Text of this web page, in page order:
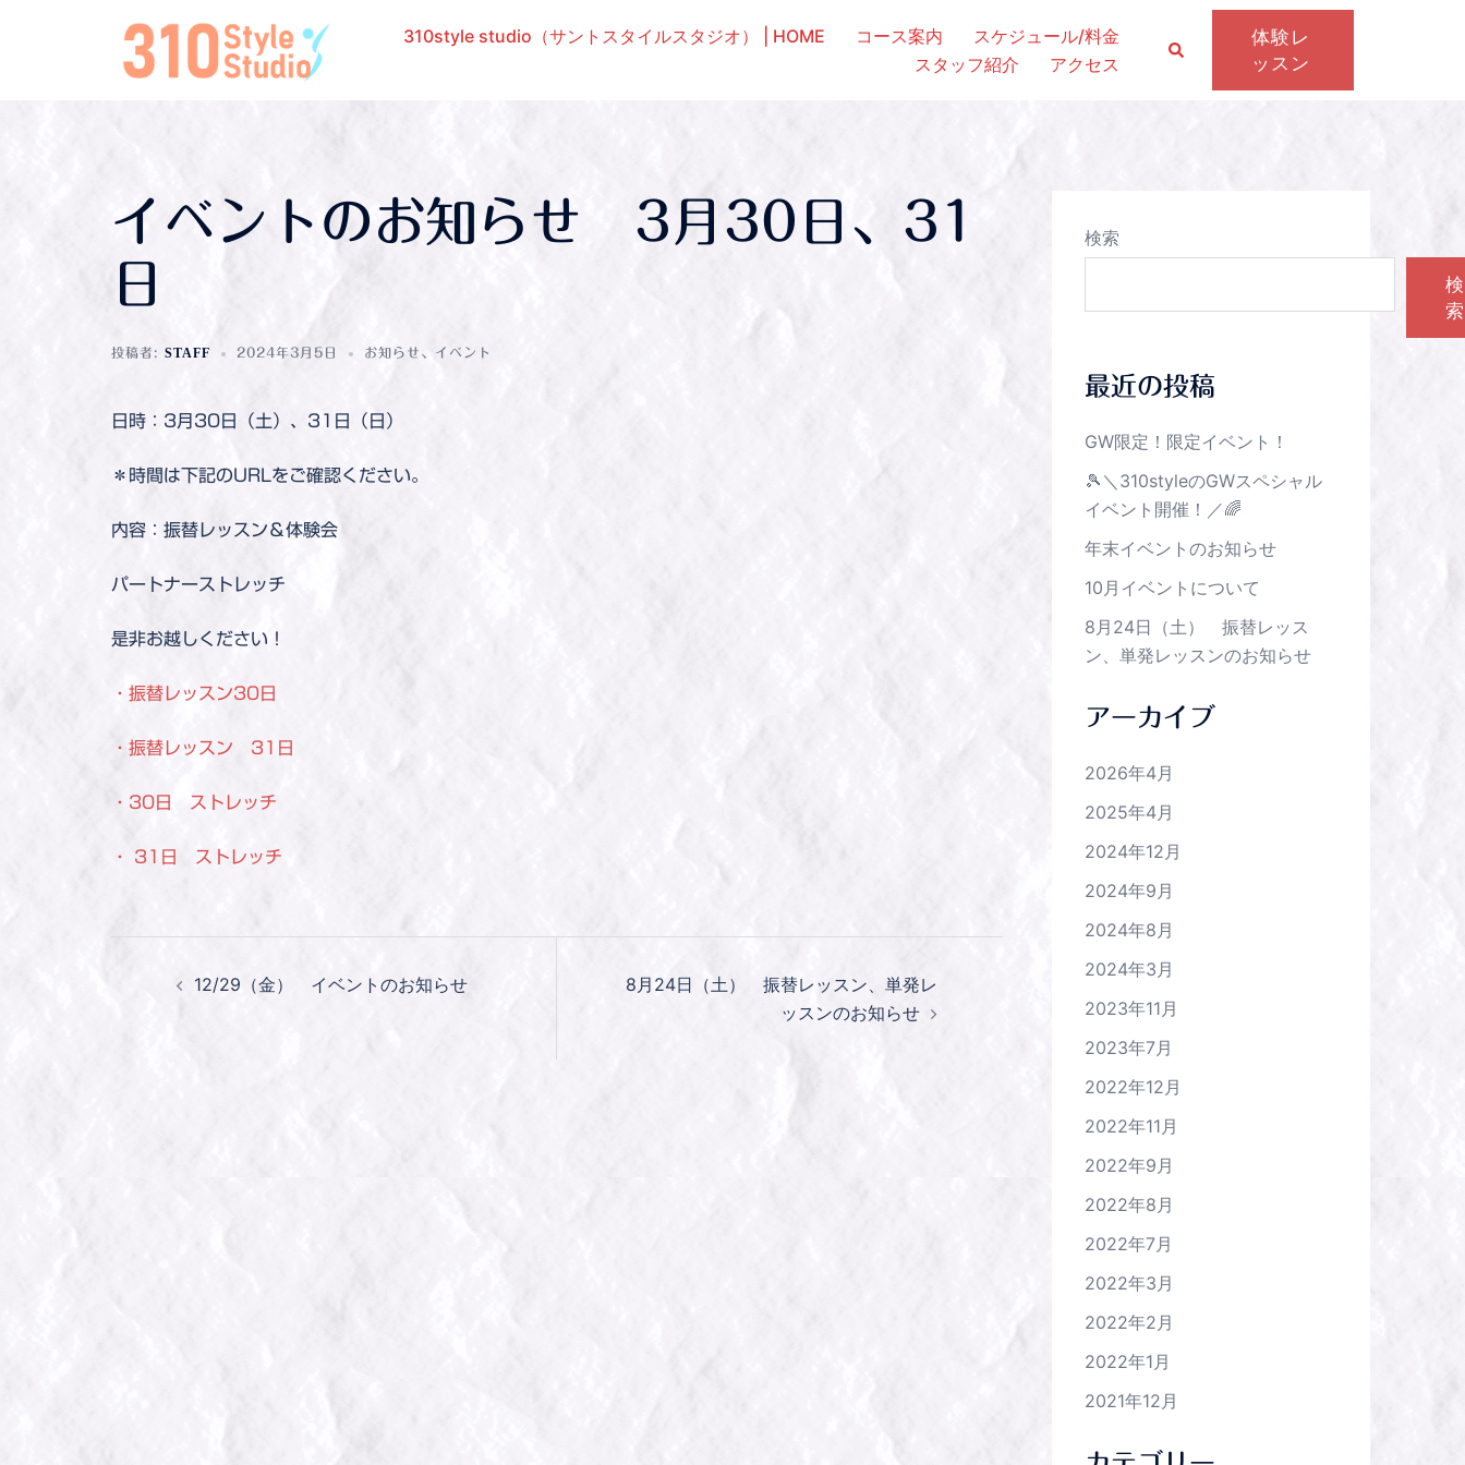
310style studio（サントスタイルスタジオ） | HOME コース案内
スケジュール/料金
スタッフ紹介
アクセス
体験レ
ッスン
イベントのお知らせ 3月30日、31
日
投稿者: STAFF 2024年3月5日 お知らせ 、 イベント
日時：3月30日（土）、31日（日）
＊時間は下記のURLをご確認ください。
内容：振替レッスン＆体験会
パートナーストレッチ
是非お越しください！
・振替レッスン30日
・ 振替レッスン 31日
・30日 ストレッチ
・ 31日 ストレッチ
12/29（金） イベントのお知らせ
8月24日（土） 振替レッスン、単発レ
ッスンのお知らせ
検索
検
索
最近の投稿
GW限定！限定イベント！
🎾＼310styleのGWスペシャル
イベント開催！／🌈
年末イベントのお知らせ
10月イベントについて
8月24日（土） 振替レッス
ン、単発レッスンのお知らせ
アーカイブ
2026年4月
2025年4月
2024年12月
2024年9月
2024年8月
2024年3月
2023年11月
2023年7月
2022年12月
2022年11月
2022年9月
2022年8月
2022年7月
2022年3月
2022年2月
2022年1月
2021年12月